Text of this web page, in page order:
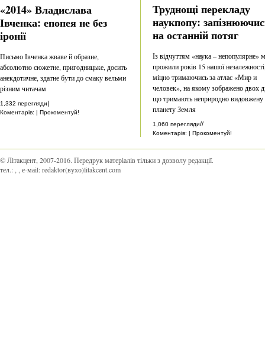
«2014» Владислава
Івченка: епопея не без
іронії
Письмо Івченка жваве й образне,
абсолютно сюжетне, пригодницьке, досить
анекдотичне, здатне бути до смаку вельми
різним читачам
1,332 перегляди|
Коментарів: | Прокоментуй!
Труднощі перекладу
наукпопу:
на останній потяг
Із відчуттям «наука – непопулярне»
прожили років 15 нашої
міцно тримаючись за атлас «Мир и
человек», на якому зображено двох
що тримають неприродно видовжену
планету Земля
1,060 перегляди//
Коментарів: | Прокоментуй!
© Літакцент, 2007-2016. Передрук матеріалів тільки з дозволу редакції.
тел.:
, е-маіl:redaktor(вухо)litakcent.com